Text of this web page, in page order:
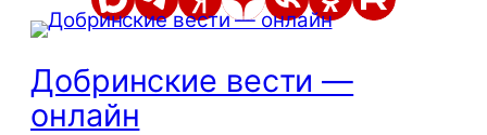
Добринские вести —
онлайн